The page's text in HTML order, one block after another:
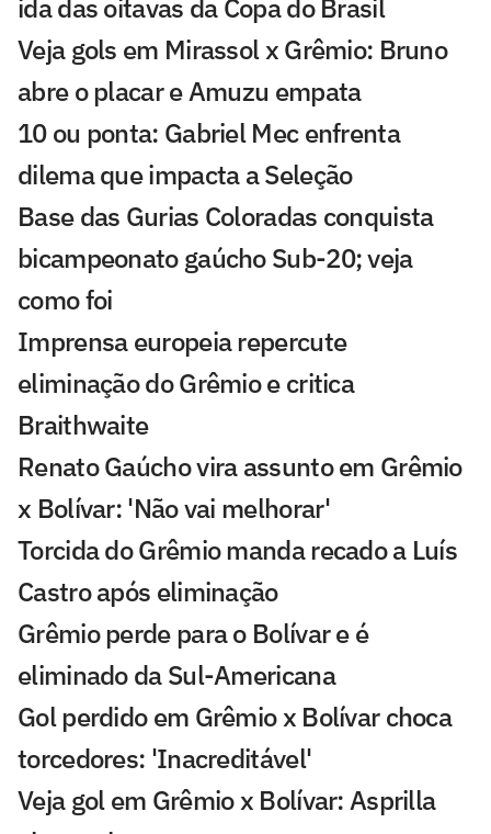
ida das oitavas da Copa do Brasil
Veja gols em Mirassol x Grêmio: Bruno
abre o placar e Amuzu empata
10 ou ponta: Gabriel Mec enfrenta
dilema que impacta a Seleção
Base das Gurias Coloradas conquista
bicampeonato gaúcho Sub-20; veja
como foi
Imprensa europeia repercute
eliminação do Grêmio e critica
Braithwaite
Renato Gaúcho vira assunto em Grêmio
x Bolívar: 'Não vai melhorar'
Torcida do Grêmio manda recado a Luís
Castro após eliminação
Grêmio perde para o Bolívar e é
eliminado da Sul-Americana
Gol perdido em Grêmio x Bolívar choca
torcedores: 'Inacreditável'
Veja gol em Grêmio x Bolívar: Asprilla